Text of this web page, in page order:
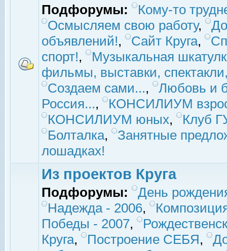
Подфорумы:
Кому-то
Осмысляем свою работу,
объявлений!, Сайт Круга,
спорт!,
Музыкальная
фильмы, выставки,
Создаем сами...,
Любовь и
Россия...,
КОНСИЛИУМ
КОНСИЛИУМ юных,
Клуб
Болталка,
Занятные
лошадках!
Из проектов Круга
Подфорумы:
День
Надежда - 2006,
Победы - 2007,
Круга, Построение СЕБЯ,